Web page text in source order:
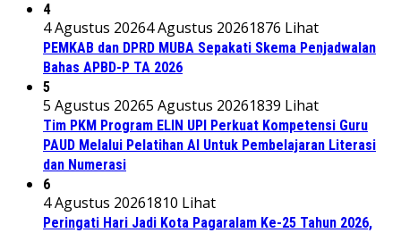
4
4 Agustus 20264 Agustus 20261876 Lihat
PEMKAB dan DPRD MUBA Sepakati Skema Penjadwalan
Bahas APBD-P TA 2026
5
5 Agustus 20265 Agustus 20261839 Lihat
Tim PKM Program ELIN UPI Perkuat Kompetensi Guru
PAUD Melalui Pelatihan AI Untuk Pembelajaran Literasi
dan Numerasi
6
4 Agustus 20261810 Lihat
Peringati Hari Jadi Kota Pagaralam Ke-25 Tahun 2026,